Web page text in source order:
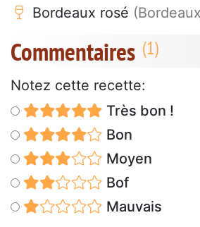
Bordeaux rosé
Commentaires
Notez cette recette:
Très bon !
Bon
Moyen
Bof
Mauvais